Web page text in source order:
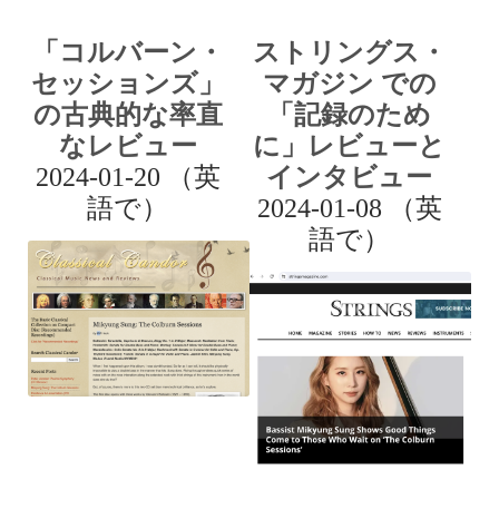
「コルバーン・
セッションズ」
の古典的な率直
なレビュー
2024-01-20 （英
語で）
ストリングス・
マガジン での
「記録のため
に」レビューと
インタビュー
2024-01-08 （英
語で）